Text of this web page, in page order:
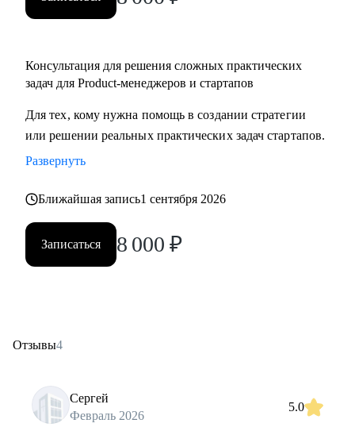
Консультация для решения сложных практических
задач для Product-менеджеров и стартапов
Для тех, кому нужна помощь в создании стратегии
или решении реальных практических задач стартапов.
Развернуть
Ближайшая запись1 сентября 2026
Записаться 8 000 ₽
Отзывы4
Сергей
Февраль 2026
5.0